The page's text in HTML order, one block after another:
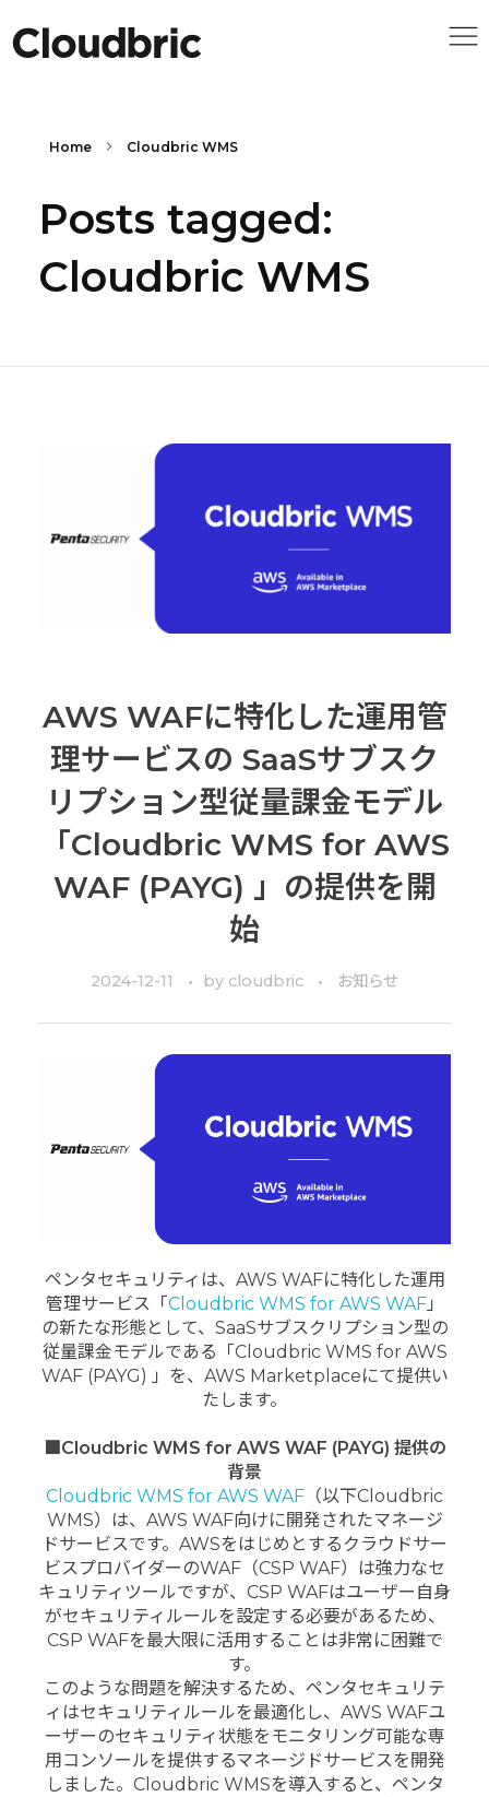
Home Cloudbric WMS
Posts tagged:
Cloudbric WMS
AWS WAFに特化した運用管
理サービスの SaaSサブスク
リプション型従量課金モデル
「Cloudbric WMS for AWS
WAF (PAYG) 」の提供を開
始
2024-12-11 by cloudbric お知らせ
ペンタセキュリティは、AWS WAFに特化した運用
管理サービス「 Cloudbric WMS for AWS WAF」
の新たな形態として、SaaSサブスクリプション型の
従量課金モデルである「Cloudbric WMS for AWS
WAF (PAYG) 」を、AWS Marketplaceにて提供い
たします。
Cloudbric WMS for AWS WAF (PAYG) 提供の
背景
Cloudbric WMS for AWS WAF （以下Cloudbric
WMS）は、AWS WAF向けに開発されたマネージ
ドサービスです。AWSをはじめとするクラウドサー
ビスプロバイダーのWAF（CSP WAF）は強力なセ
キュリティツールですが、CSP WAFはユーザー自身
がセキュリティルールを設定する必要があるため、
CSP WAFを最大限に活用することは非常に困難で
す。
このような問題を解決するため、ペンタセキュリテ
ィはセキュリティルールを最適化し、AWS WAFユ
ーザーのセキュリティ状態をモニタリング可能な専
用コンソールを提供するマネージドサービスを開発
しました。Cloudbric WMSを導入すると、ペンタ